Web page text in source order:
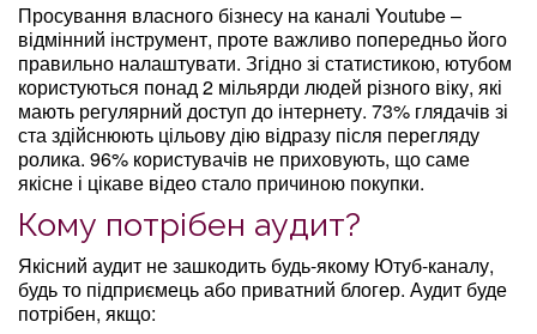
Просування власного бізнесу на каналі Youtube –
відмінний інструмент, проте важливо попередньо його
правильно налаштувати. Згідно зі статистикою, ютубом
користуються понад 2 мільярди людей різного віку, які
мають регулярний доступ до інтернету. 73% глядачів зі
ста здійснюють цільову дію відразу після перегляду
ролика. 96% користувачів не приховують, що саме
якісне і цікаве відео стало причиною покупки.
Кому потрібен аудит?
Якісний аудит не зашкодить будь-якому Ютуб-каналу,
будь то підприємець або приватний блогер. Аудит буде
потрібен, якщо: